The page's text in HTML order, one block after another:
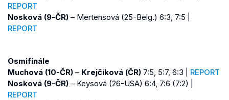
REPORT
Nosková (9-ČR) – Mertensová (25-Belg.) 6:3, 7:5 |
REPORT
Osmifinále
Muchová (10-ČR) – Krejčíková (ČR) 7:5, 5:7, 6:3 | REPORT
Nosková (9-ČR) – Keysová (26-USA) 6:4, 7:6 (7:2) |
REPORT